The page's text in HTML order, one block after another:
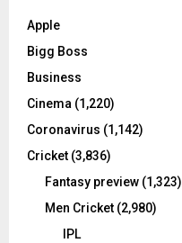
o
:
Apple
Bigg Boss
Business
Cinema (1,220)
Coronavirus (1,142)
Cricket (3,836)
Fantasy preview (1,323)
Men Cricket (2,980)
IPL